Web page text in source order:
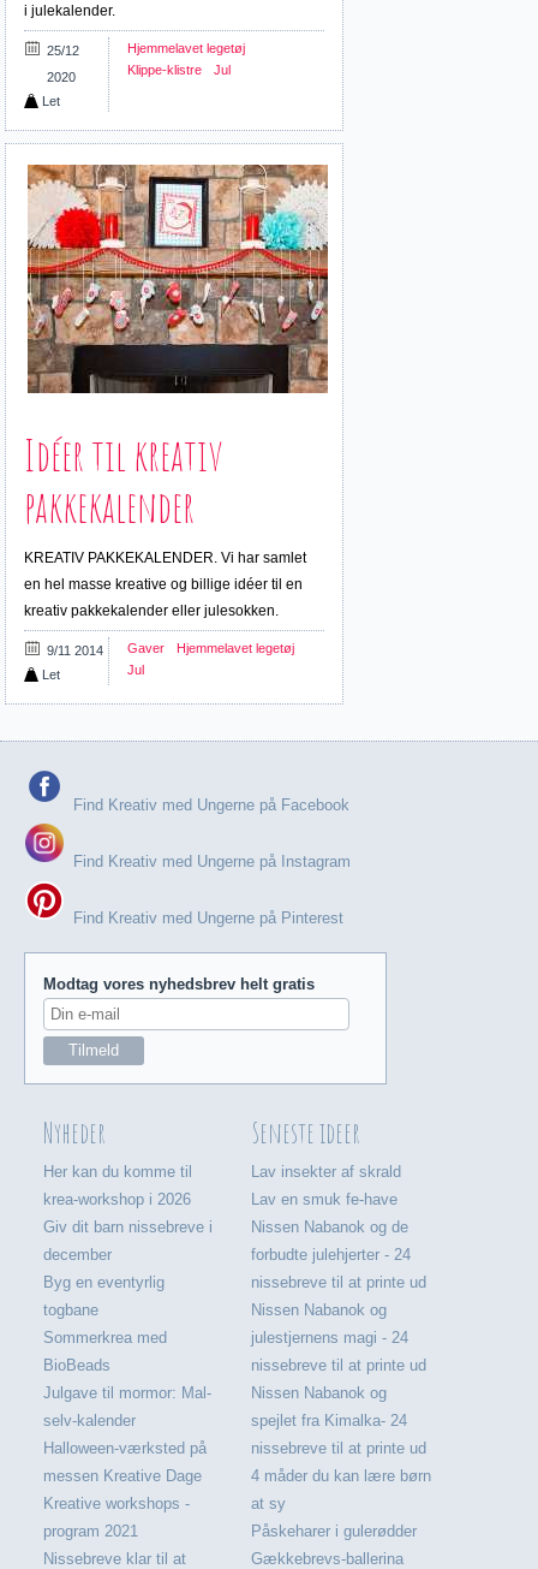
i julekalender.
25/12
2020
Let
Hjemmelavet legetøj
Klippe-klistre
Jul
Idéer til kreativ
pakkekalender
KREATIV PAKKEKALENDER. Vi har samlet
en hel masse kreative og billige idéer til en
kreativ pakkekalender eller julesokken.
9/11 2014
Let
Gaver
Hjemmelavet legetøj
Jul
Find Kreativ med Ungerne på Facebook
Find Kreativ med Ungerne på Instagram
Find Kreativ med Ungerne på Pinterest
Modtag vores nyhedsbrev helt gratis
Nyheder
Her kan du komme til
krea-workshop i 2026
Giv dit barn nissebreve i
december
Byg en eventyrlig
togbane
Sommerkrea med
BioBeads
Julgave til mormor: Mal-
selv-kalender
Halloween-værksted på
messen Kreative Dage
Kreative workshops -
program 2021
Nissebreve klar til at
Seneste ideer
Lav insekter af skrald
Lav en smuk fe-have
Nissen Nabanok og de
forbudte julehjerter - 24
nissebreve til at printe ud
Nissen Nabanok og
julestjernens magi - 24
nissebreve til at printe ud
Nissen Nabanok og
spejlet fra Kimalka- 24
nissebreve til at printe ud
4 måder du kan lære børn
at sy
Påskeharer i gulerødder
Gækkebrevs-ballerina